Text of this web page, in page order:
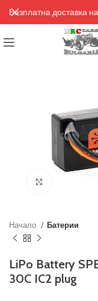
Начало Батерии
LiPo Battery
30C IC2 plug
Безплатна доставка